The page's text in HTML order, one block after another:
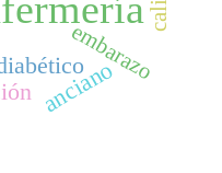
anciano
embarazo